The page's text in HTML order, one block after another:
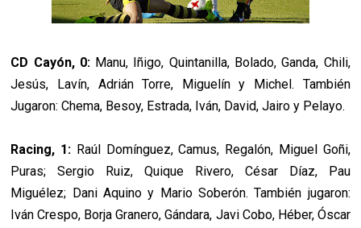
CD Cayón, 0:Manu, Iñigo, Quintanilla, Bolado, Ganda, Chili,
Jesús, Lavín, Adrián Torre, Miguelín y Michel. También
Jugaron: Chema, Besoy, Estrada, Iván, David, Jairo y Pelayo.
Racing, 1: Raúl Domínguez, Camus, Regalón, Miguel Goñi,
Puras; Sergio Ruiz, Quique Rivero, César Díaz, Pau
Miguélez; Dani Aquino y Mario Soberón. También jugaron:
Iván Crespo, Borja Granero, Gándara, Javi Cobo, Héber, Óscar